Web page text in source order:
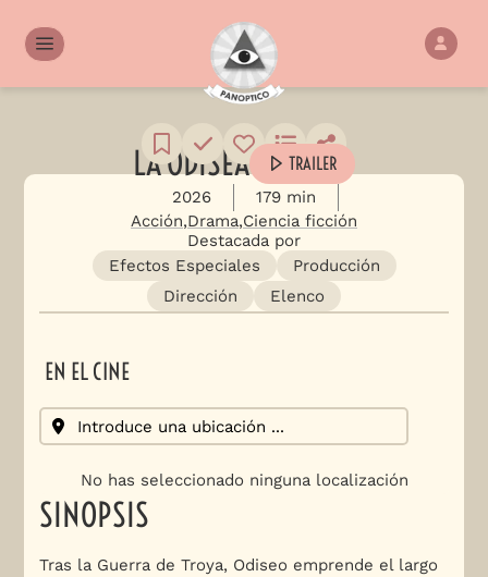
LA ODISEA TRAILER
2026
179 min
Acción Drama Ciencia ficción
Destacada por
Efectos Especiales
Producción
Dirección
Elenco
SINOPSIS
Tras la Guerra de Troya, Odiseo emprende el largo
EN EL CINE
No has seleccionado ninguna localización